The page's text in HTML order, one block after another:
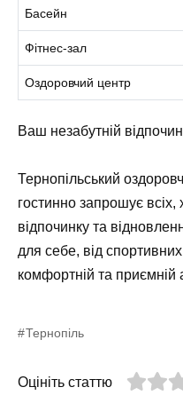
Басейн
Фітнес-зал
Оздоровчий центр
Ваш незабутній
Тернопільський
гостинно запрошує всіх,
відпочинку та
для себе, від
комфортній та приємній
Тернопіль
Оцініть статтю